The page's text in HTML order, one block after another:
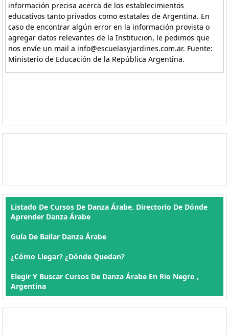
información precisa acerca de los establecimientos
educativos tanto privados como estatales de Argentina. En
caso de encontrar algún error en la información provista o
agregar datos relevantes de la Institucion, le pedimos que
nos envíe un mail a info@escuelasyjardines.com.ar. Fuente:
Ministerio de Educación de la República Argentina.
Listado De Cursos De Danza Árabe. Directorio De Dónde
Aprender Danza Árabe
Guía De Bailar Danza Árabe
¿Cómo Llegar? ¿Dónde Quedan?
Elegir Y Buscar Cursos De Danza Árabe En Rio Negro ,
Argentina